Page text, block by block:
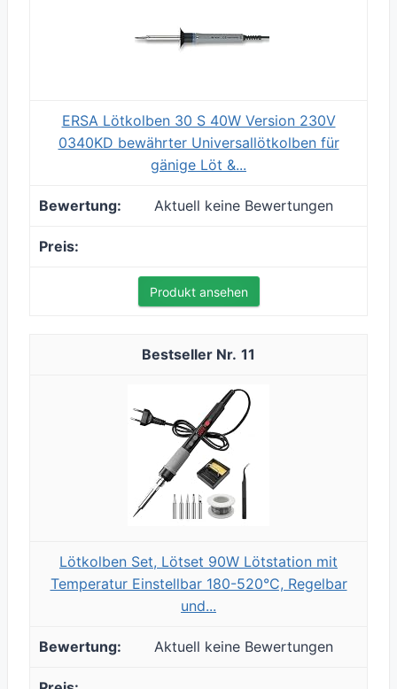
ERSA Lötkolben 30 S 40W Version 230V
0340KD bewährter Universallötkolben für
gänige Löt &...
Aktuell keine Bewertungen
Produkt ansehen
11
Lötkolben Set, Lötset 90W Lötstation mit
Temperatur Einstellbar 180-520°C, Regelbar
und...
Aktuell keine Bewertungen